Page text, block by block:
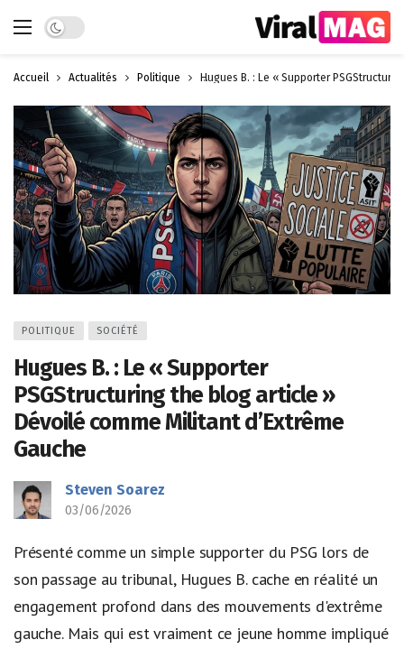
Dark mode
Accueil Actualités Politique Hugues B. : Le « Supporter
POLITIQUE SOCIÉTÉ
Hugues B. : Le « Supporter
PSGStructuring the blog article »
Dévoilé comme Militant d’Extrême
Gauche
Steven Soarez
03/06/2026
Présenté comme un simple supporter du PSG lors de
son passage au tribunal, Hugues B. cache en réalité un
engagement profond dans des mouvements d'extrême
gauche. Mais qui est vraiment ce jeune homme impliqué